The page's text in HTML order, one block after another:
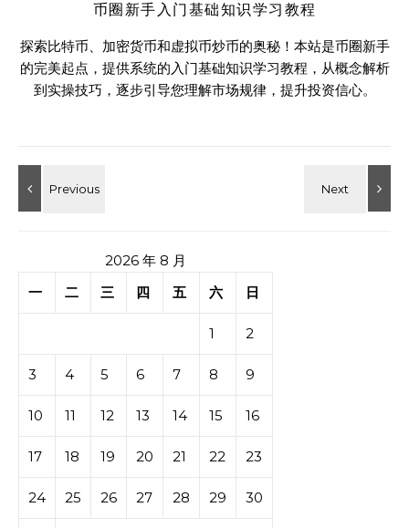
币圈新手入门基础知识学习教程
探索比特币、加密货币和虚拟币炒币的奥秘！本站是币圈新手
的完美起点，提供系统的入门基础知识学习教程，从概念解析
到实操技巧，逐步引导您理解市场规律，提升投资信心。
2026 年 8 月
一
二 三 四 五 六 日
1 2
3 4 5 6 7 8 9
10 11 12 13 14 15 16
17 18 19 20 21 22 23
24 25 26 27 28 29 30